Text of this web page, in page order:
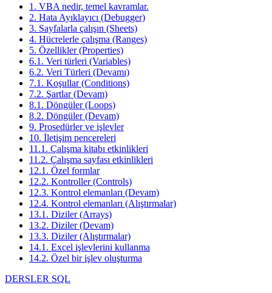
1. VBA nedir, temel kavramlar.
2. Hata Ayıklayıcı (Debugger)
3. Sayfalarla çalışın (Sheets)
4. Hücrelerle çalışma (Ranges)
5. Özellikler (Properties)
6.1. Veri türleri (Variables)
6.2. Veri Türleri (Devamı)
7.1. Koşullar (Conditions)
7.2. Şartlar (Devam)
8.1. Döngüler (Loops)
8.2. Döngüler (Devam)
9. Prosedürler ve işlevler
10. İletişim pencereleri
11.1. Çalışma kitabı etkinlikleri
11.2. Çalışma sayfası etkinlikleri
12.1. Özel formlar
12.2. Kontroller (Controls)
12.3. Kontrol elemanları (Devam)
12.4. Kontrol elemanları (Alıştırmalar)
13.1. Diziler (Arrays)
13.2. Diziler (Devam)
13.3. Diziler (Alıştırmalar)
14.1. Excel işlevlerini kullanma
14.2. Özel bir işlev oluşturma
DERSLER SQL